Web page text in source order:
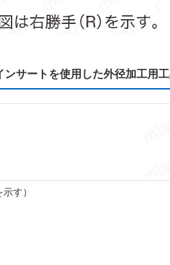
サートを使用した外径加工用
す）